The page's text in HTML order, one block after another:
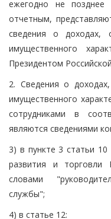
ежегодно не
отчетным,
сведения о доходах,
имущественного
Президентом
2. Сведения о
имущественного
сотрудниками в
являются сведениями
3) в пункте 3 статьи
развития и торговли
словами
службы";
4) в статье 12: